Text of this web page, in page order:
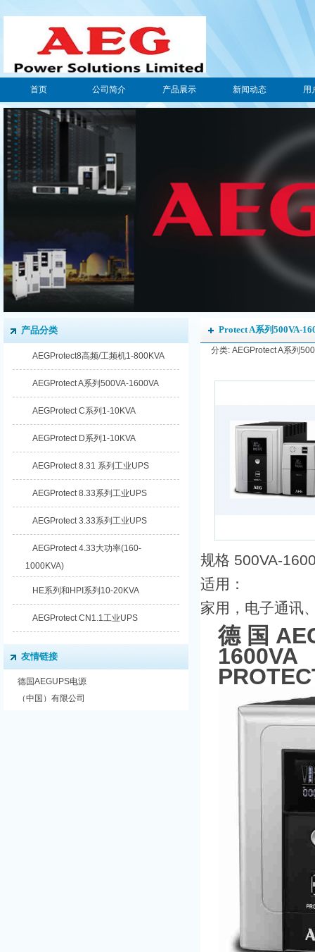
首页 公司简介 产品展示 新闻动态 用
Protect A系列500VA-
分类: AEGProtect A系列
规格 500VA-
适用：
家用，电子通讯
德国
1600VA
产品分类
AEGProtect8高频/工频机1-800KVA
AEGProtect A系列500VA-1600VA
AEGProtect C系列1-10KVA
AEGProtect D系列1-10KVA
AEGProtect 8.31 系列工业UPS
AEGProtect 8.33系列工业UPS
AEGProtect 3.33系列工业UPS
AEGProtect 4.33大功率(160-
1000KVA)
HE系列和HPI系列10-20KVA
AEGProtect CN1.1工业UPS
友情链接
德国AEGUPS电源
（中国）有限公司